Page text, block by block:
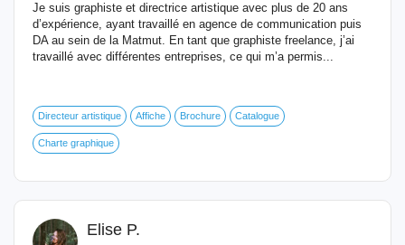
Je suis graphiste et directrice artistique avec plus de 20 ans
d’expérience, ayant travaillé en agence de communication puis
DA au sein de la Matmut. En tant que graphiste freelance, j’ai
travaillé avec différentes entreprises, ce qui m’a permis...
Directeur artistique Affiche Brochure Catalogue
Charte graphique
Elise P.